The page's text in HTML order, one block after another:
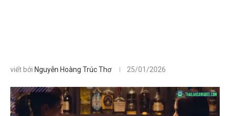
viết bởi Nguyễn Hoàng Trúc Thơ 25/01/2026